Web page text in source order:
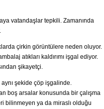
vatandaşlar tepkili. Zamanında
çirkin görüntülere neden oluyor.
atıkları kaldırımı işgal ediyor.
şikayetçi.
aynı şekide çöp işgalinde.
boş arsalar konusunda bir çalışma
bilinmeyen ya da miraslı olduğu